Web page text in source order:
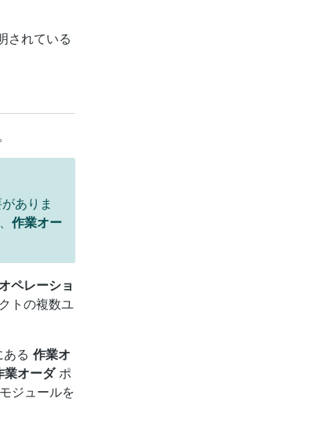
されている
ありま
作業オー
ペレーショ
トの複数ユ
る 作業オ
業オーダポ
ジュールを